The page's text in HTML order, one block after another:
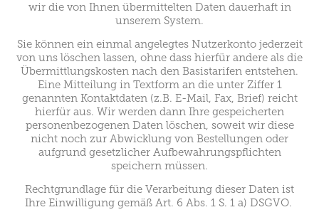
wir die von Ihnen übermittelten Daten dauerhaft in
unserem System.
Sie können ein einmal angelegtes Nutzerkonto jederzeit
von uns löschen lassen, ohne dass hierfür andere als die
Übermittlungskosten nach den Basistarifen entstehen.
Eine Mitteilung in Textform an die unter Ziffer 1
genannten Kontaktdaten (z.B. E-Mail, Fax, Brief) reicht
hierfür aus. Wir werden dann Ihre gespeicherten
personenbezogenen Daten löschen, soweit wir diese
nicht noch zur Abwicklung von Bestellungen oder
aufgrund gesetzlicher Aufbewahrungspflichten
speichern müssen.
Rechtgrundlage für die Verarbeitung dieser Daten ist
Ihre Einwilligung gemäß Art. 6 Abs. 1 S. 1 a) DSGVO.